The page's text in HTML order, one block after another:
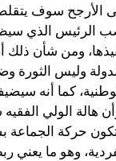
الأرجح سوف
الرئيس الذي
ومن شأن ذلك
وليس الثورة
كما أنه
هالة الولي
حركة الجماعة
وهو ما يعني